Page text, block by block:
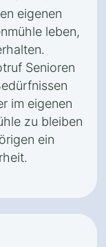
eigenen
leben,
Senioren
im eigenen
zu bleiben
ein